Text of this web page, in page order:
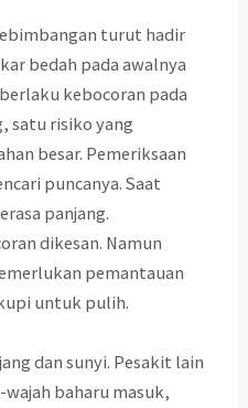
turut hadir
bedah pada awalnya
kebocoran pada
satu risiko yang
besar. Pemeriksaan
puncanya. Saat
panjang.
dikesan. Namun
pemantauan
untuk pulih.
dan sunyi. Pesakit lain
baharu masuk,